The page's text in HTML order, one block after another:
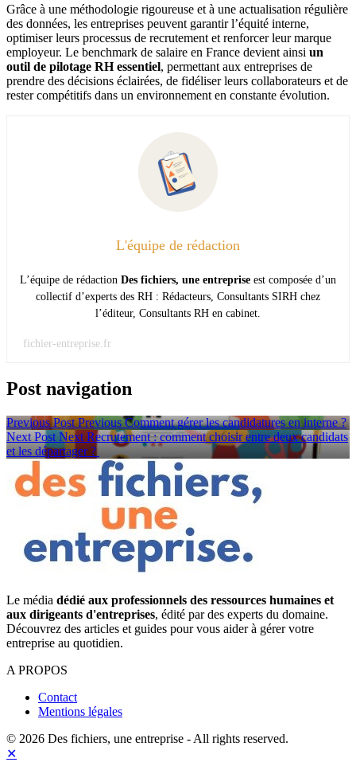
Grâce à une méthodologie rigoureuse et à une actualisation régulière
des données, les entreprises peuvent garantir l’équité interne,
optimiser leurs processus de recrutement et renforcer leur marque
employeur. Le benchmark de salaire en France devient ainsi un
outil de pilotage RH essentiel, permettant aux entreprises de
prendre des décisions éclairées, de fidéliser leurs collaborateurs et de
rester compétitifs dans un environnement en constante évolution.
L'équipe de rédaction
L’équipe de rédaction Des fichiers, une entreprise est composée d’un
collectif d’experts des RH : Rédacteurs, Consultants SIRH chez
l’éditeur, Consultants RH en cabinet.
fichier-entreprise.fr
Post navigation
Previous Post Previous Comment gérer les candidatures en interne ?
Next Post Next Recrutement : comment choisir entre deux candidats
et les départager ?
Le média dédié aux professionnels des ressources humaines et
aux dirigeants d'entreprises, édité par des experts du domaine.
Découvrez des articles et guides pour vous aider à gérer votre
entreprise au quotidien.
A PROPOS
Contact
Mentions légales
© 2026 Des fichiers, une entreprise - All rights reserved.
✕